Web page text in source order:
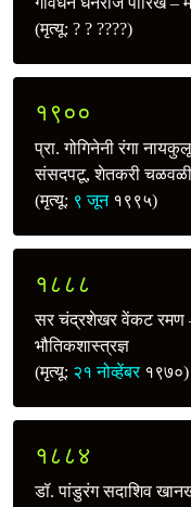
(मृत्यू: ? ? ????)
१९००
प्रा. गोगिनेनी रंगा
संसदपटू, शेतकरी
(मृत्यू: ९ जून१९९५)
१८८८
सर चंद्रशेखर वेंकट रमण –
भौतिकशास्त्रज्ञ
(मृत्यू: २१ नोव्हेंबर१९७०)
१८८४
डॉ. पांडुरंग सदाशिव